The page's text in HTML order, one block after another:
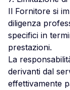
Il Fornitore si
diligenza
specifici in
prestazioni.
La
derivanti dal
effettivamente